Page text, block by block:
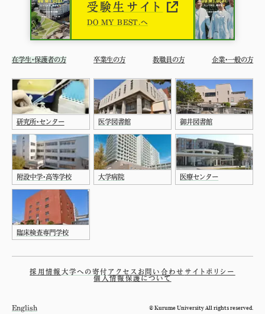
受験生サイト
DO MY BEST.へ
在学生・保護者の方 卒業生の方 教職員の方 企業・一般の方
研究所・センター 医学図書館 御井図書館
附設中学・高等学校 大学病院 医療センター
臨床検査専門学校
採用情報 大学への寄付 アクセス お問い合わせ サイトポリシー
個人情報保護について
English © Kurume University All rights reserved.